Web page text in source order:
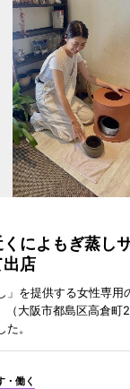
によもぎ蒸し
出店
」を提供する女性専
（大阪市都島区高倉
。
・働く